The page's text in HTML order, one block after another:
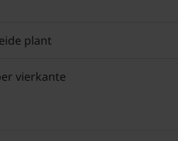
plant
vierkante